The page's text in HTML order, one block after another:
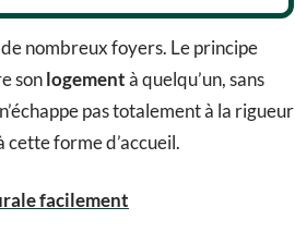
nombreux foyers. Le principe
sonlogementà quelqu’un, sans
pas totalement à la rigueur
cette forme d’accueil.
facilement